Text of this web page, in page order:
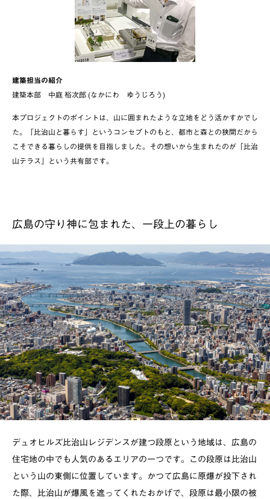
建築担当の紹介
建築本部 中庭 裕次郎 (なかにわ ゆうじろう)
本プロジェクトのポイントは、山に囲まれたような立地をどう活かすかでし
た。「比治山と暮らす」というコンセプトのもと、都市と森との狭間だから
こそできる暮らしの提供を目指しました。その想いから生まれたのが「比治
山テラス」という共有部です。
広島の守り神に包まれた、一段上の暮らし
デュオヒルズ比治山レジデンスが建つ段原という地域は、広島の
住宅地の中でも人気のあるエリアの一つです。この段原は比治山
という山の東側に位置しています。かつて広島に原爆が投下され
た際、比治山が爆風を遮ってくれたおかげで、段原は最小限の被